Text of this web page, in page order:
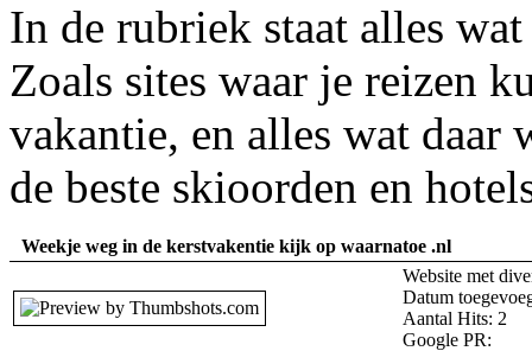
In de rubriek staat alles
Zoals sites waar je reizen
vakantie, en alles wat daar
de beste skioorden en
Weekje weg in de kerstvakentie kijk op waarnatoe .nl
Website met
Datum
Aantal Hits: 2
Google PR: